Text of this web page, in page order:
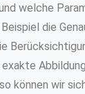
welche
die
können wir